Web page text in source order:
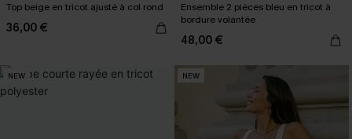
Top beige en tricot ajusté à col rond
36,00 €
Ensemble 2 pièces bleu en tricot à
bordure volantée
48,00 €
NEW NEW